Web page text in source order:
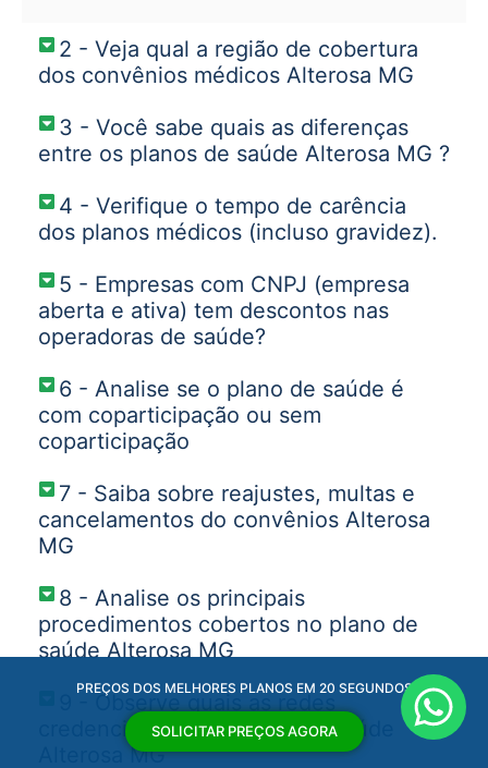
2 - Veja qual a região de cobertura
dos convênios médicos Alterosa MG
3 - Você sabe quais as diferenças
entre os planos de saúde Alterosa MG ?
4 - Verifique o tempo de carência
dos planos médicos (incluso gravidez).
5 - Empresas com CNPJ (empresa
aberta e ativa) tem descontos nas
operadoras de saúde?
6 - Analise se o plano de saúde é
com coparticipação ou sem
coparticipação
7 - Saiba sobre reajustes, multas e
cancelamentos do convênios Alterosa
MG
8 - Analise os principais
procedimentos cobertos no plano de
saúde Alterosa MG
9 - Observe quais as redes
credenciadas dos planos de saúde
Alterosa MG
PREÇOS DOS MELHORES PLANOS EM 20 SEGUNDOS
SOLICITAR PREÇOS AGORA